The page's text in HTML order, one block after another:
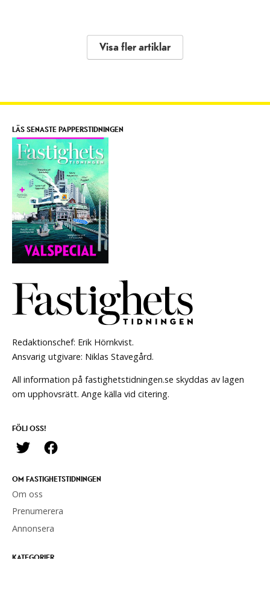
Visa fler artiklar
Redaktionschef: Erik Hörnkvist.
Ansvarig utgivare: Niklas Stavegård.
All information på fastighetstidningen.se skyddas av lagen
om upphovsrätt. Ange källa vid citering.
FÖLJ OSS!
OM FASTIGHETSTIDNINGEN
Om oss
Prenumerera
Annonsera
KATEGORIER
LÄS SENASTE PAPPERSTIDNINGEN